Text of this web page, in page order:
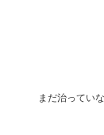
まだ治ってい